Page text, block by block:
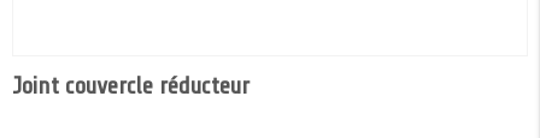
Joint couvercle réducteur